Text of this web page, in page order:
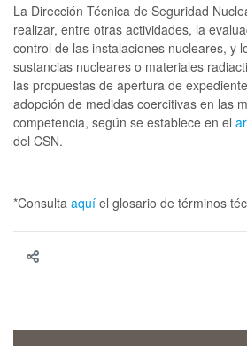
La Dirección Técnica de Seguridad
realizar, entre otras actividades, la
control de las instalaciones nucleares, y
sustancias nucleares o materiales
las propuestas de apertura de
adopción de medidas coercitivas en las
competencia, según se establece en el
del CSN.
*Consulta aquí el glosario de términos